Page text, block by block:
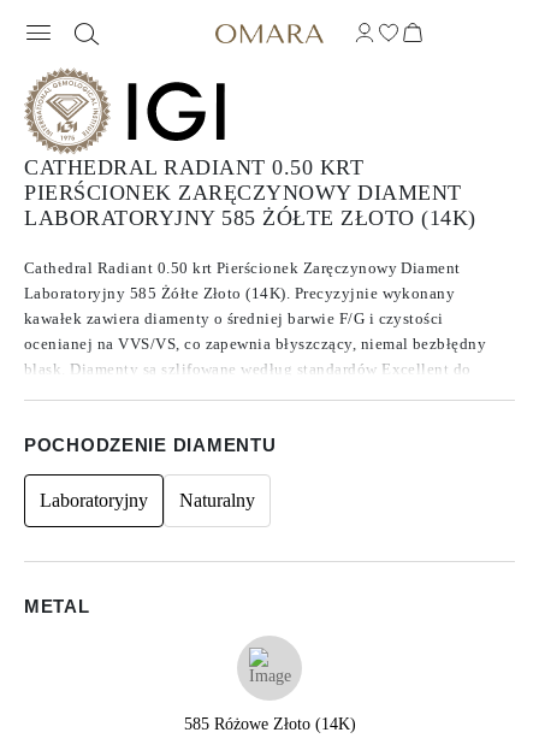
CATHEDRAL RADIANT 0.50 KRT
PIERŚCIONEK ZARĘCZYNOWY DIAMENT
LABORATORYJNY 585 ŻÓŁTE ZŁOTO (14K)
Cathedral Radiant 0.50 krt Pierścionek Zaręczynowy Diament
Laboratoryjny 585 Żółte Złoto (14K). Precyzyjnie wykonany
kawałek zawiera diamenty o średniej barwie F/G i czystości
ocenianej na VVS/VS, co zapewnia błyszczący, niemal bezbłędny
blask. Diamenty są szlifowane według standardów Excellent do
wykazują fluorescencji.
POCHODZENIE DIAMENTU
Laboratoryjny Naturalny
METAL
585 Różowe Złoto (14K)